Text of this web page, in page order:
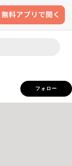
フォロー